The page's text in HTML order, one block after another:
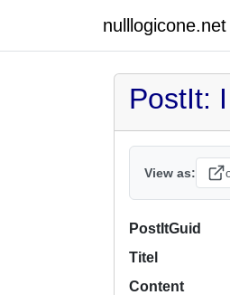
nulllogicone.net
PostIt:
View as:
PostItGuid
Titel
Content